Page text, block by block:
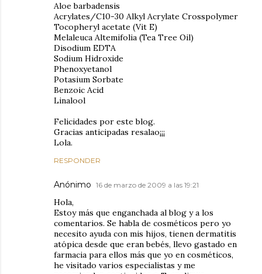
Aloe barbadensis
Acrylates/C10-30 Alkyl Acrylate Crosspolymer
Tocopheryl acetate (Vit E)
Melaleuca Altemifolia (Tea Tree Oil)
Disodium EDTA
Sodium Hidroxide
Phenoxyetanol
Potasium Sorbate
Benzoic Acid
Linalool
Felicidades por este blog.
Gracias anticipadas resalao¡¡¡
Lola.
RESPONDER
Anónimo 16 de marzo de 2009 a las 19:21
Hola,
Estoy más que enganchada al blog y a los
comentarios. Se habla de cosméticos pero yo
necesito ayuda con mis hijos, tienen dermatitis
atópica desde que eran bebés, llevo gastado en
farmacia para ellos más que yo en cosméticos,
he visitado varios especialistas y me